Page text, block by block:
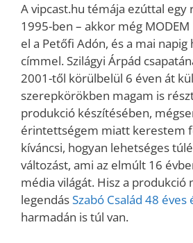
A vipcast.hu témája ezúttal
1995-ben – akkor még
el a Petőfi Adón, és a mai napig
címmel. Szilágyi Árpád
2001-től körülbelül 6 éven át
szerepkörökben magam is
produkció készítésében,
érintettségem miatt kerestem
kíváncsi, hogyan lehetséges
változást, ami az elmúlt 16
média világát. Hisz a produkció
legendásSzabó Család 48
harmadán is túl van.